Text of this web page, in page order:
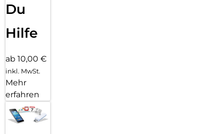
Du
Hilfe
ab 10,00 €
inkl. MwSt.
Mehr
erfahren